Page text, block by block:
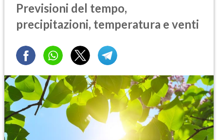
Previsioni del tempo,
precipitazioni, temperatura e venti